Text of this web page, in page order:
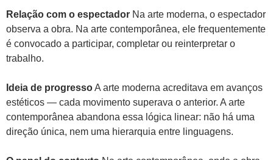
Relação com o espectador Na arte moderna, o espectador
observa a obra. Na arte contemporânea, ele frequentemente
é convocado a participar, completar ou reinterpretar o
trabalho.
Ideia de progressoA arte moderna acreditava em avanços
estéticos — cada movimento superava o anterior. A arte
contemporânea abandona essa lógica linear: não há uma
direção única, nem uma hierarquia entre linguagens.